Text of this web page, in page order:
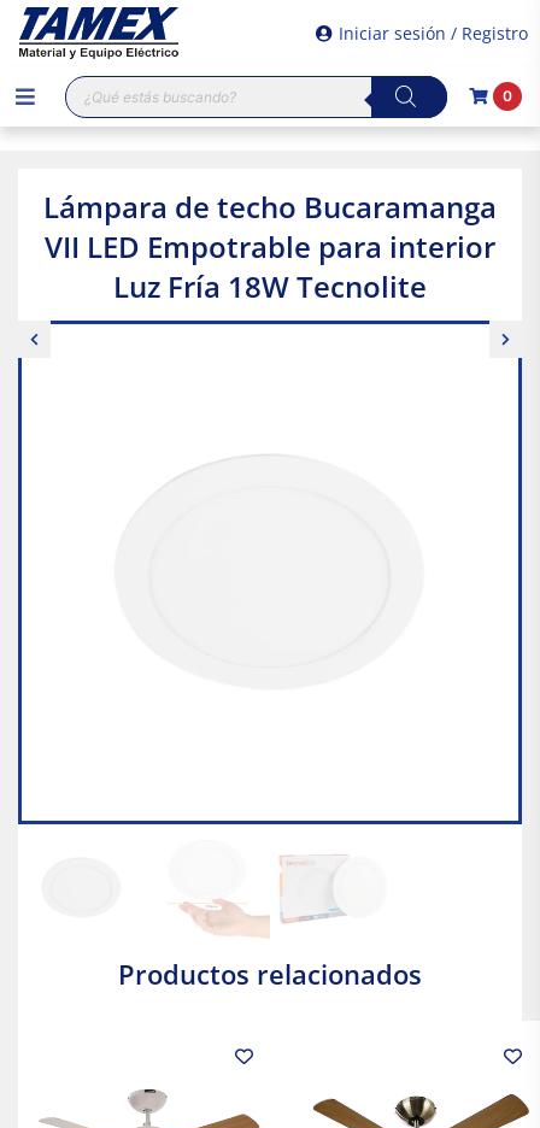
Iniciar sesión / Registro
Búsqueda
de
productos
0
Lámpara de techo Bucaramanga
VII LED Empotrable para interior
Luz Fría 18W Tecnolite
Productos relacionados